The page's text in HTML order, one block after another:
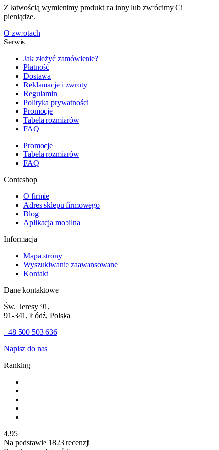
Z łatwością wymienimy produkt na inny lub zwrócimy Ci
pieniądze.
O zwrotach
Serwis
Jak złożyć zamówienie?
Płatność
Dostawa
Reklamacje i zwroty
Regulamin
Polityka prywatności
Promocje
Tabela rozmiarów
FAQ
Promocje
Tabela rozmiarów
FAQ
Conteshop
O firmie
Adres sklepu firmowego
Blog
Aplikacja mobilna
Informacja
Mapa strony
Wyszukiwanie zaawansowane
Kontakt
Dane kontaktowe
Św. Teresy 91,
91-341, Łódź, Polska
+48 500 503 636
Napisz do nas
Ranking
4.95
Na podstawie 1823 recenzji